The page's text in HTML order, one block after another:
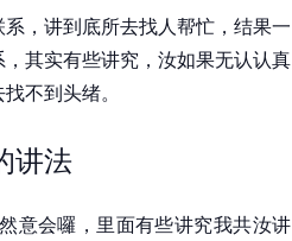
，讲到底所去找人帮忙，结果一
其实有些讲究，汝如果无认认真
不到头绪。
讲法
意会囉，里面有些讲究我共汝讲